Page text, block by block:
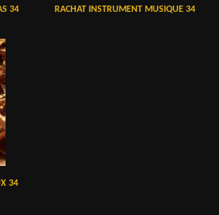
34 RACHAT INSTRUMENT MUSIQUE 34
34